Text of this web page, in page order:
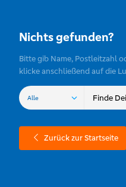
Nichts gefunden?
Bitte gib Name, Postleitzahl
klicke anschließend auf die
Zurück zur Startseite